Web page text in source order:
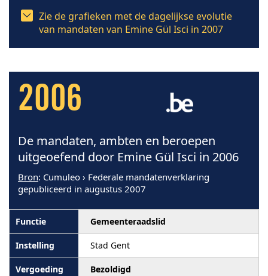
Zie de grafieken met de dagelijkse evolutie
van mandaten van Emine Gül Isci in 2007
2006
De mandaten, ambten en beroepen
uitgeoefend door Emine Gül Isci in 2006
Bron: Cumuleo › Federale mandatenverklaring
gepubliceerd in augustus 2007
Gemeenteraadslid
Stad Gent
Bezoldigd